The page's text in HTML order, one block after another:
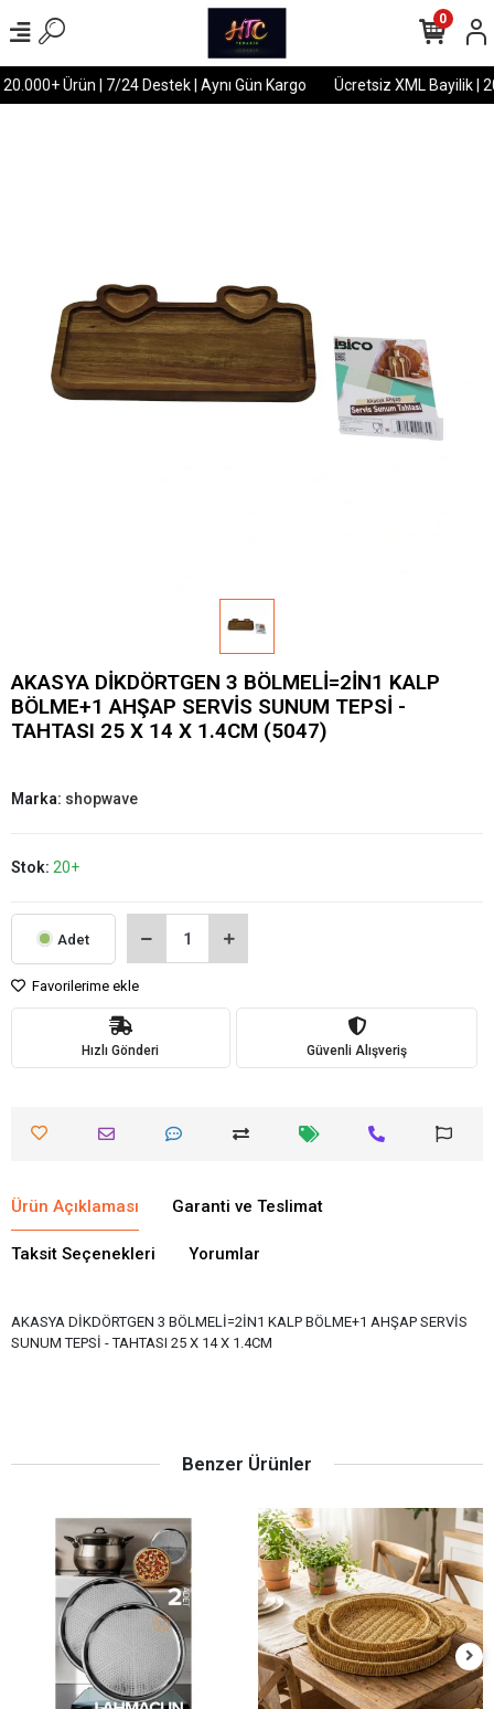
Ürün | 7/24 Destek | Aynı Gün Kargo Ücretsiz XML Bayilik |
0
AKASYA DİKDÖRTGEN 3 BÖLMELİ=2İN1 KALP
BÖLME+1 AHŞAP SERVİS SUNUM TEPSİ -
TAHTASI 25 X 14 X 1.4CM (5047)
Marka: shopwave
Stok: 20+
Adet
Favorilerime ekle
Hızlı Gönderi Güvenli Alışveriş
Ürün Açıklaması Garanti ve Teslimat
Taksit Seçenekleri Yorumlar
AKASYA DİKDÖRTGEN 3 BÖLMELİ=2İN1 KALP BÖLME+1 AHŞAP SERVİS
SUNUM TEPSİ - TAHTASI 25 X 14 X 1.4CM
Benzer Ürünler